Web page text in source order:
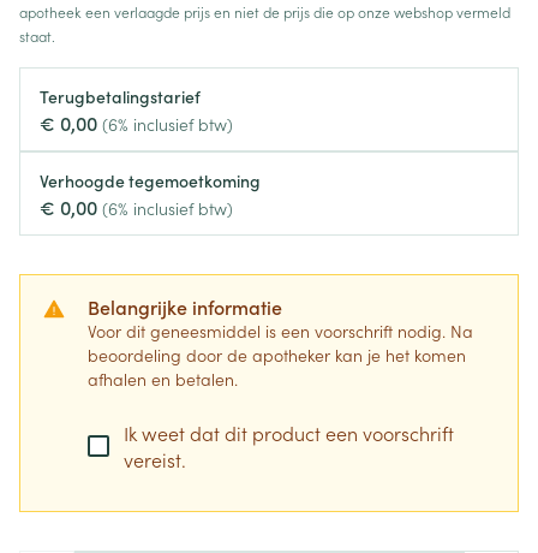
apotheek een verlaagde prijs en niet de prijs die op onze webshop vermeld
staat.
Terugbetalingstarief
€ 0,00 (6% inclusief btw)
Verhoogde tegemoetkoming
€ 0,00 (6% inclusief btw)
Belangrijke informatie
Voor dit geneesmiddel is een voorschrift nodig. Na
beoordeling door de apotheker kan je het komen
afhalen en betalen.
Ik weet dat dit product een voorschrift
vereist.